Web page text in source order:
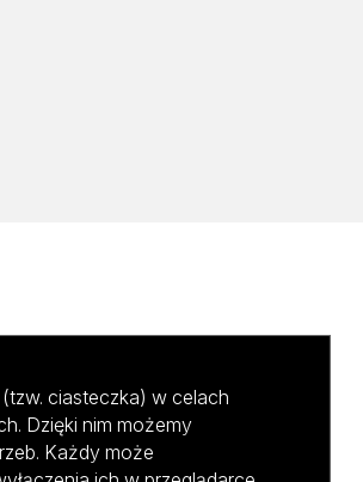
ciasteczka) w celach
Dzięki nim możemy
Każdy może